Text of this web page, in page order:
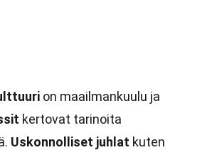
on maailmankuulu ja
kertovat tarinoita
Uskonnolliset juhlat kuten